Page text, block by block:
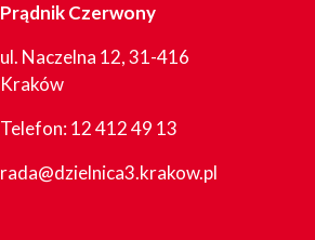
Prądnik Czerwony
ul. Naczelna 12, 31-416
Kraków
Telefon:12 412 49 13
rada@dzielnica3.krakow.pl